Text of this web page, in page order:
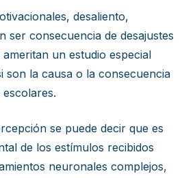
desaliento,
ser consecuencia de desajustes
un estudio especial
son la causa o la consecuencia
se puede decir que es
de los estímulos recibidos
neuronales complejos,